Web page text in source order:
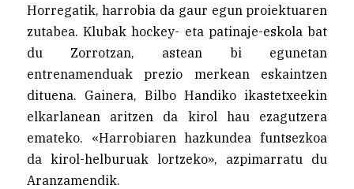
Horregatik, harrobia da gaur egun proiektuaren
zutabea. Klubak hockey- eta patinaje-eskola bat
du Zorrotzan, astean bi egunetan
entrenamenduak prezio merkean eskaintzen
dituena. Gainera, Bilbo Handiko ikastetxeekin
elkarlanean aritzen da kirol hau ezagutzera
emateko. «Harrobiaren hazkundea funtsezkoa
da kirol-helburuak lortzeko», azpimarratu du
Aranzamendik.